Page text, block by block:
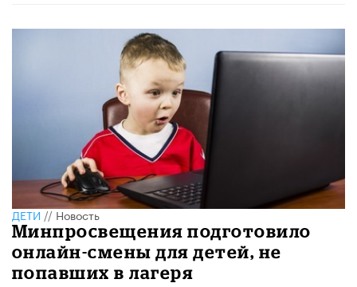
ДЕТИ//Новость
Минпросвещения подготовило
онлайн-смены для детей, не
попавших в лагеря